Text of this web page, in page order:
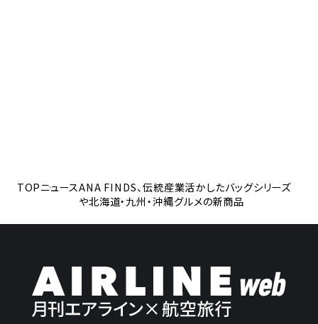
TOPニュースANA FINDS、伝統産業活かしたバッグシリーズ
や北海道・九州・沖縄グルメの新商品